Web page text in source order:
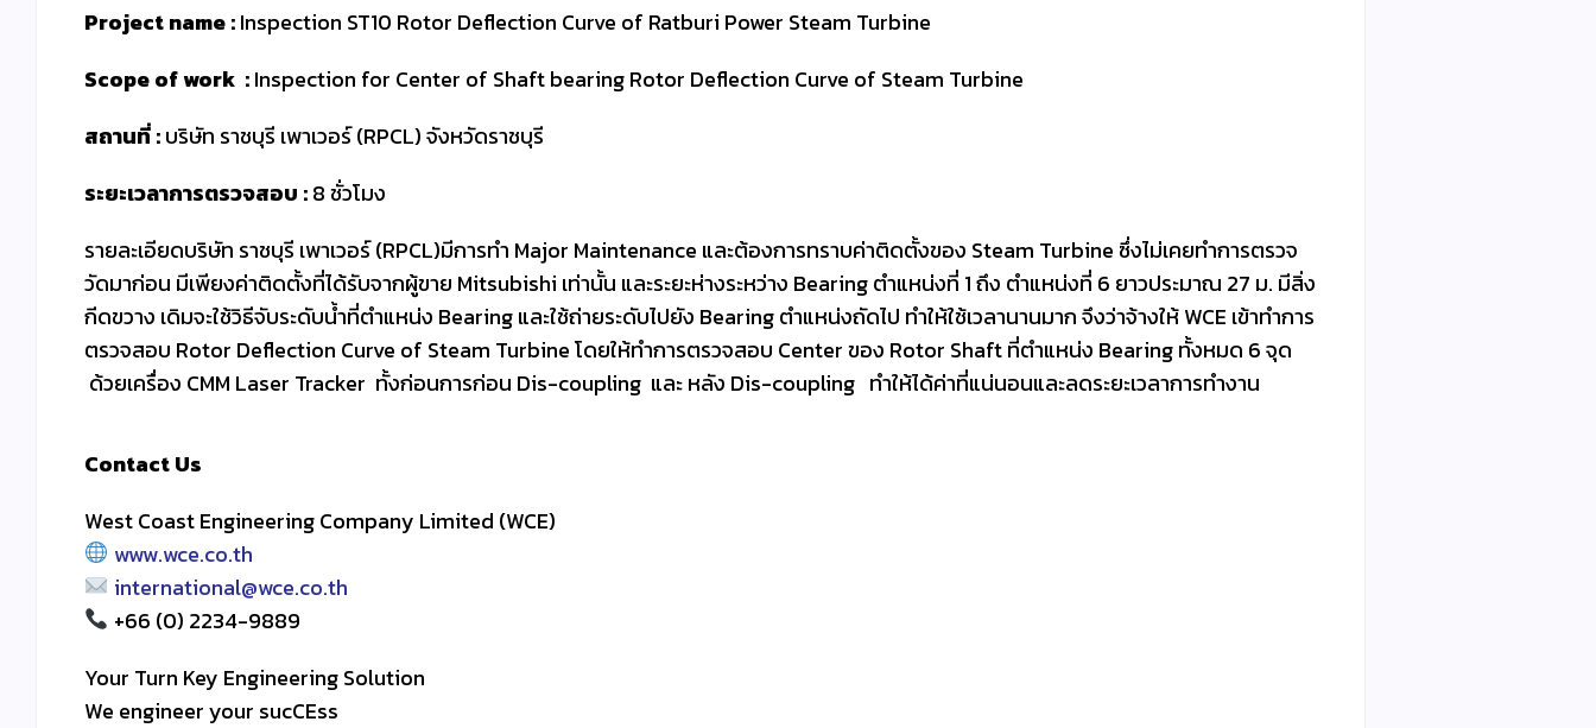
Project name :Inspection ST10 Rotor Deflection Curve of Ratburi Power Steam Turbine
Scope of work :Inspection for Center of Shaft bearing Rotor Deflection Curve of Steam Turbine
สถานที่ :บริษัท ราชบุรี เพาเวอร์ (RPCL) จังหวัดราชบุรี
ระยะเวลาการตรวจสอบ :8 ชั่วโมง
รายละเอียดบริษัท ราชบุรี เพาเวอร์ (RPCL)มีการทำ Major Maintenance และต้องการทราบค่าติดตั้งของ Steam Turbine ซึ่งไม่เคยทำการตรวจ
วัดมาก่อน มีเพียงค่าติดตั้งที่ได้รับจากผู้ขาย Mitsubishi เท่านั้น และระยะห่างระหว่าง Bearing ตำแหน่งที่ 1 ถึง ตำแหน่งที่ 6 ยาวประมาณ 27 ม. มีสิ่ง
กีดขวาง เดิมจะใช้วิธีจับระดับน้ำที่ตำแหน่ง Bearing และใช้ถ่ายระดับไปยัง Bearing ตำแหน่งถัดไป ทำให้ใช้เวลานานมาก จึงว่าจ้างให้ WCE เข้าทำการ
ตรวจสอบ Rotor Deflection Curve of Steam Turbine โดยให้ทำการตรวจสอบ Center ของ Rotor Shaft ที่ตำแหน่ง Bearing ทั้งหมด 6 จุด
ด้วยเครื่อง CMM Laser Tracker ทั้งก่อนการก่อน Dis-coupling และ หลัง Dis-coupling ทำให้ได้ค่าที่แน่นอนและลดระยะเวลาการทำงาน
Contact Us
West Coast Engineering Company Limited (WCE)
www.wce.co.th
international@wce.co.th
+66 (0) 2234-9889
Your Turn Key Engineering Solution
We engineer your sucCEss